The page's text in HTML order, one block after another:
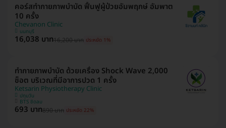
คอร์สทำกายภาพบำบัด ฟื้นฟูผู้ป่วยอัมพฤกษ์ อัมพาต
10 ครั้ง
Chevanon Clinic
นนทบุรี
16,038 บาท16,200 บาท ประหยัด 1%
ทำกายภาพบำบัด ด้วยเครื่อง Shock Wave 2,000
ช็อต บริเวณที่มีอาการปวด 1 ครั้ง
Ketsarin Physiotherapy Clinic
ปทุมวัน
BTS ชิดลม
693 บาท890 บาท ประหยัด 22%